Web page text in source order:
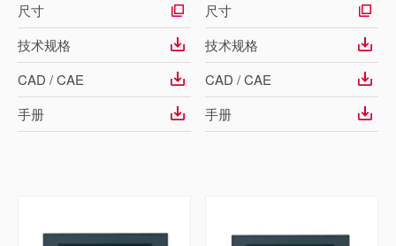
尺寸
技术规格
CAD / CAE
手册
尺寸
技术规格
CAD / CAE
手册